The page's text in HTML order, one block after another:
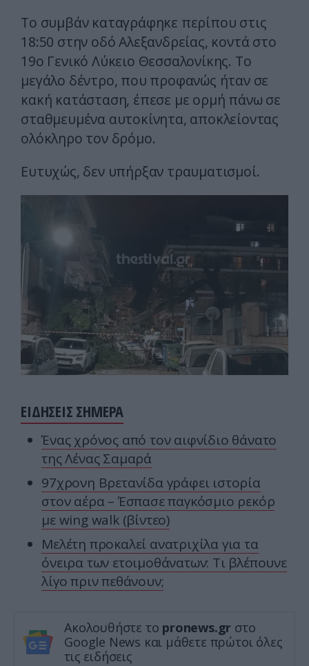
Το συμβάν καταγράφηκε περίπου στις
18:50 στην οδό Αλεξανδρείας, κοντά στο
19ο Γενικό Λύκειο Θεσσαλονίκης. Το
μεγάλο δέντρο, που προφανώς ήταν σε
κακή κατάσταση, έπεσε με ορμή πάνω σε
σταθμευμένα αυτοκίνητα, αποκλείοντας
ολόκληρο τον δρόμο.
Ευτυχώς, δεν υπήρξαν τραυματισμοί.
ΕΙΔΗΣΕΙΣ ΣΗΜΕΡΑ
Ένας χρόνος από τον αιφνίδιο θάνατο
της Λένας Σαμαρά
97χρονη Βρετανίδα γράφει ιστορία
στον αέρα – Έσπασε παγκόσμιο ρεκόρ
με wing walk (βίντεο)
Μελέτη προκαλεί ανατριχίλα για τα
όνειρα των ετοιμοθάνατων: Τι βλέπουνε
λίγο πριν πεθάνουν;
Ακολουθήστε το pronews.gr στο
Google News και μάθετε πρώτοι όλες
τις ειδήσεις